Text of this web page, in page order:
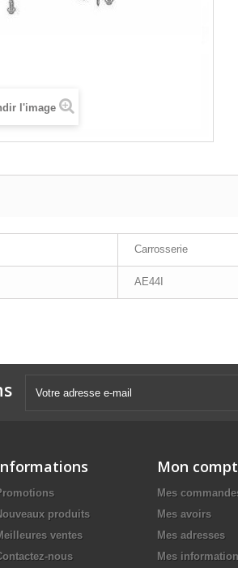
l'image
Carrosserie
AE44I
produits
ventes
nous
Mon
Mes
Mes avoirs
Mes adresses
Mes